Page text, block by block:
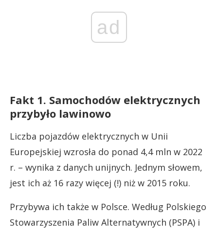
ad
Fakt 1. Samochodów elektrycznych
przybyło lawinowo
Liczba pojazdów elektrycznych w Unii
Europejskiej wzrosła do ponad 4,4 mln w 2022
r. – wynika z danych unijnych. Jednym słowem,
jest ich aż 16 razy więcej (!) niż w 2015 roku.
Przybywa ich także w Polsce. Według Polskiego
Stowarzyszenia Paliw Alternatywnych (PSPA) i